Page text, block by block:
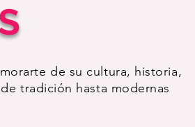
de su cultura, historia,
tradición hasta modernas